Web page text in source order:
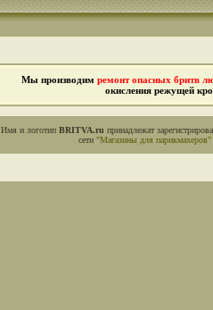
Мы производим ремонт опасных бритв
окисления режущей
Имя и логотип BRITVA.ru принадлежат
сети "Магазины для парикмахеров"